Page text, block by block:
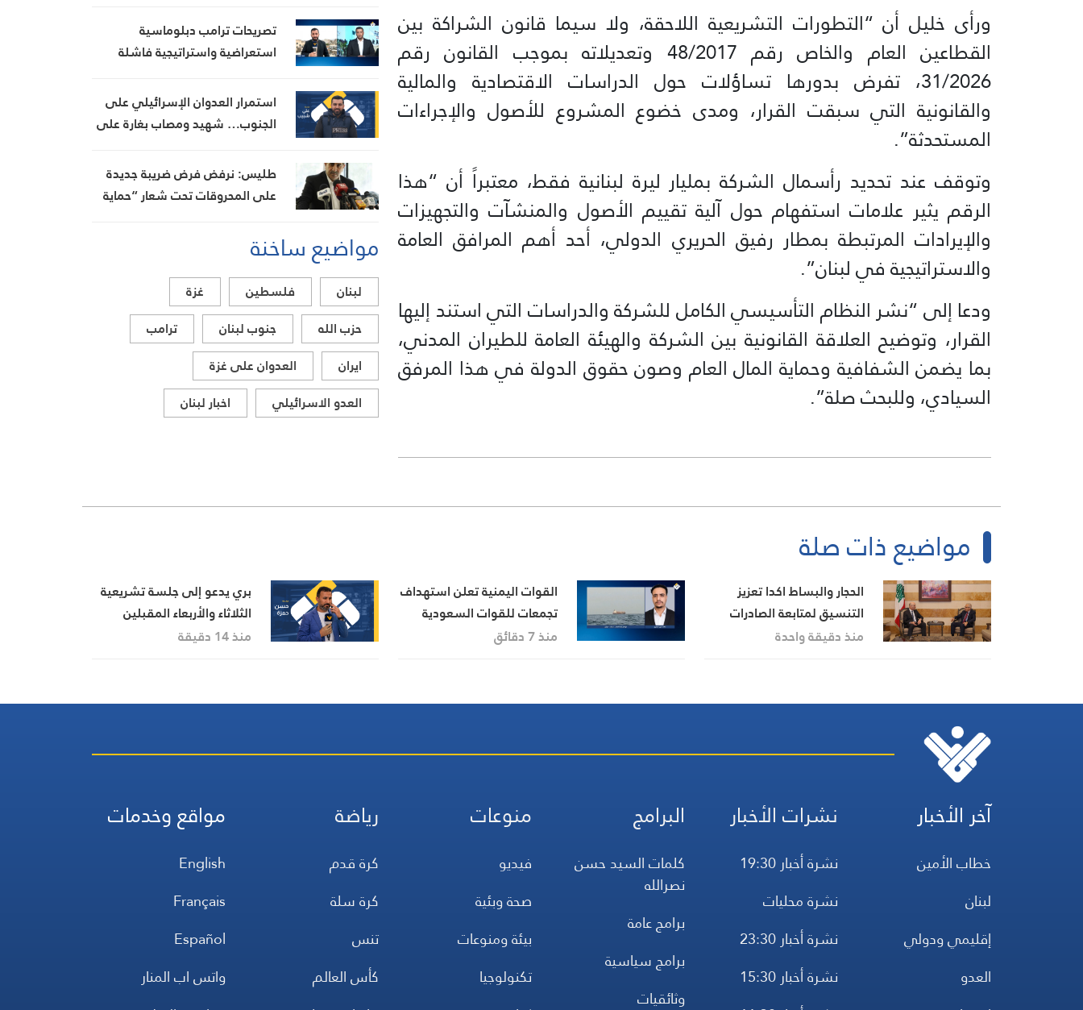
ورأى خليل أن “التطورات التشريعية اللاحقة، ولا سيما قانون الشراكة بين
القطاعين العام والخاص رقم 48/2017 وتعديلاته بموجب القانون رقم
31/2026، تفرض بدورها تساؤلات حول الدراسات الاقتصادية والمالية
والقانونية التي سبقت القرار، ومدى خضوع المشروع للأصول والإجراءات
المستحدثة”.
وتوقف عند تحديد رأسمال الشركة بمليار ليرة لبنانية فقط، معتبراً أن “هذا
الرقم يثير علامات استفهام حول آلية تقييم الأصول والمنشآت والتجهيزات
والإيرادات المرتبطة بمطار رفيق الحريري الدولي، أحد أهم المرافق العامة
والاستراتيجية في لبنان”.
ودعا إلى “نشر النظام التأسيسي الكامل للشركة والدراسات التي استند إليها
القرار، وتوضيح العلاقة القانونية بين الشركة والهيئة العامة للطيران المدني،
بما يضمن الشفافية وحماية المال العام وصون حقوق الدولة في هذا المرفق
السيادي، وللبحث صلة”.
تصريحات ترامب دبلوماسية
استعراضية واستراتيجية فاشلة
استمرار العدوان الإسرائيلي على
الجنوب… شهيد ومصاب بغارة على
بلدات
طليس: نرفض فرض ضريبة جديدة
على المحروقات تحت شعار “حماية
مواضيع ساخنة
لبنان فلسطين
غزة
حزب الله
جنوب لبنان
ترامب
ايران
العدوان على غزة
العدو الاسرائيلي
اخبار لبنان
مواضيع ذات صلة
الحجار والبساط اكدا تعزيز
التنسيق لمتابعة الصادرات
اللبنانية إلى دول الخليج
منذ دقيقة واحدة
القوات اليمنية تعلن استهداف
تجمعات للقوات السعودية
قرب الحدود
منذ 7 دقائق
بري يدعو إلى جلسة تشريعية
الثلاثاء والأربعاء المقبلين
منذ 14 دقيقة
آخر الأخبار
خطاب الأمين
لبنان
إقليمي ودولي
العدو
نشرات الأخبار
نشرة أخبار 19:30
نشرة محليات
نشرة أخبار 23:30
نشرة أخبار 15:30
البرامج
كلمات السيد حسن
نصرالله
برامج عامة
برامج سياسية
وثائقيات
منوعات
فيديو
صحة وبئية
بيئة ومنوعات
تكنولوجيا
رياضة
كرة قدم
كرة سلة
تنس
كأس العالم
مواقع وخدمات
English
Français
Español
واتس اب المنار